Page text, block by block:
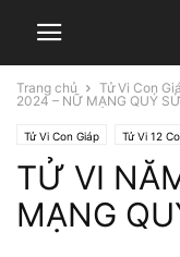
Trang chủ Tử Vi Con
2024 – NỮ MẠNG QUÝ
Tử Vi Con Giáp Tử Vi 12
TỬ VI
MẠNG